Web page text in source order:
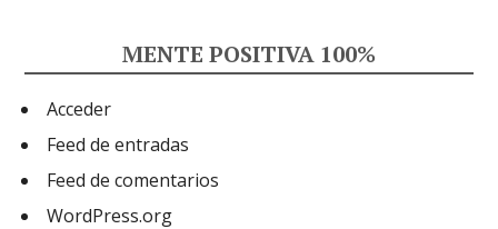
MENTE POSITIVA 100%
Acceder
Feed de entradas
Feed de comentarios
WordPress.org